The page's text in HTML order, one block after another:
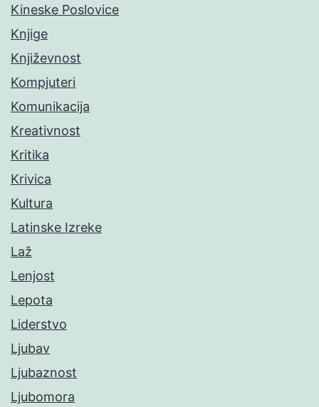
Kineske Poslovice
Knjige
Književnost
Kompjuteri
Komunikacija
Kreativnost
Kritika
Krivica
Kultura
Latinske Izreke
Laž
Lenjost
Lepota
Liderstvo
Ljubav
Ljubaznost
Ljubomora